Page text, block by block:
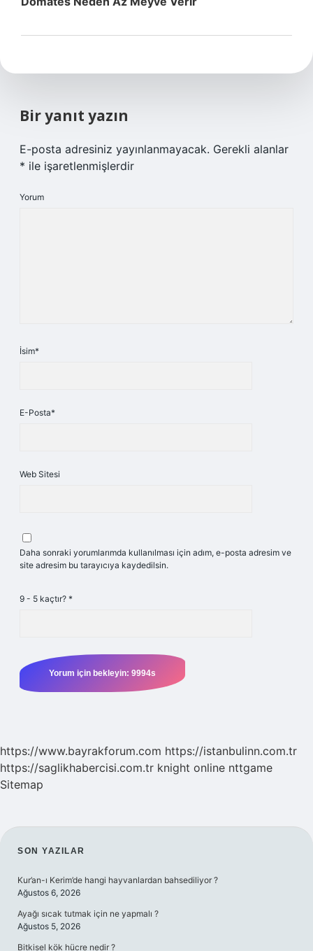
Bir yanıt yazın
E-posta adresiniz yayınlanmayacak. Gerekli alanlar
* ile işaretlenmişlerdir
Yorum
İsim*
E-Posta*
Web Sitesi
Daha sonraki yorumlarımda kullanılması için adım, e-posta adresim ve
site adresim bu tarayıcıya kaydedilsin.
9 - 5 kaçtır? *
https://www.bayrakforum.com https://istanbulinn.com.tr
https://saglikhabercisi.com.tr knight online nttgame
Sitemap
SIDEBAR
SON YAZILAR
Kur’an-ı Kerim’de hangi hayvanlardan bahsediliyor ?
Ağustos 6, 2026
Ayağı sıcak tutmak için ne yapmalı ?
Ağustos 5, 2026
Bitkisel kök hücre nedir ?